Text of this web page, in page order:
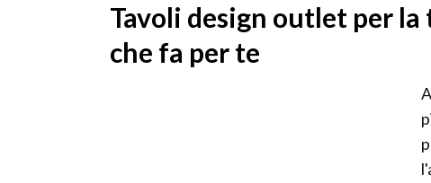
Tavoli design outlet per la
che fa per te